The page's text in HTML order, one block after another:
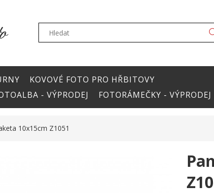
KOVOVÉ FOTO PRO HŘBITOVY
- VÝPRODEJ FOTORÁMEČKY - VÝPRODEJ
10x15cm Z1051